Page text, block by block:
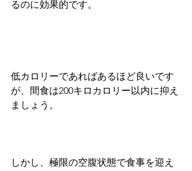
るのに効果的です。
低カロリーであればあるほど良いです
が、間食は200キロカロリー以内に抑え
ましょう。
しかし、極限の空腹状態で食事を迎え